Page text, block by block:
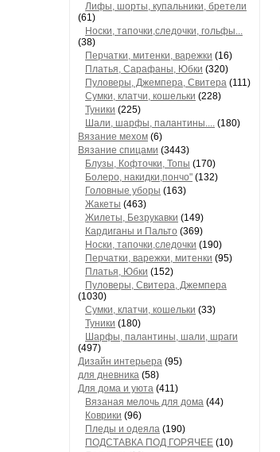
Лифы, шорты, купальники, бретели
(61)
Носки, тапочки,следочки, гольфы...
(38)
Перчатки, митенки, варежки (16)
Платья, Сарафаны, Юбки (320)
Пуловеры, Джемпера, Свитера (111)
Сумки, клатчи, кошельки (228)
Туники (225)
Шали, шарфы, палантины.... (180)
Вязание мехом (6)
Вязание спицами (3443)
Блузы, Кофточки, Топы (170)
Болеро, накидки,пончо" (132)
Головные уборы (163)
Жакеты (463)
Жилеты, Безрукавки (149)
Кардиганы и Пальто (369)
Носки, тапочки,следочки (190)
Перчатки, варежки, митенки (95)
Платья, Юбки (152)
Пуловеры, Свитера, Джемпера
(1030)
Сумки, клатчи, кошельки (33)
Туники (180)
Шарфы, палантины, шали, шраги
(497)
Дизайн интерьера (95)
для дневника (58)
Для дома и уюта (411)
Вязаная мелочь для дома (44)
Коврики (96)
Пледы и одеяла (190)
ПОДСТАВКА ПОД ГОРЯЧЕЕ (10)